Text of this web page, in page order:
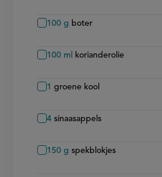
100 g boter
100 ml korianderolie
1 groene kool
4 sinaasappels
150 g spekblokjes